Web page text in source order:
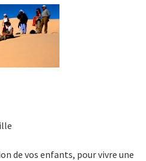
de vos enfants, pour vivre une